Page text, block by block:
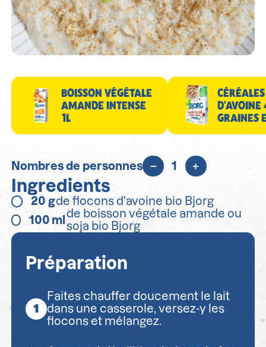
BOISSON VÉGÉTALE
AMANDE INTENSE
1L
D'AVOINE
GRAINES
Nombres de personnes 1
Ingredients
20 gde flocons d'avoine bio Bjorg
100 ml de boisson végétale amande ou
soja bio Bjorg
Préparation
Faites chauffer doucement le lait
dans une casserole, versez-y les
flocons et mélangez.